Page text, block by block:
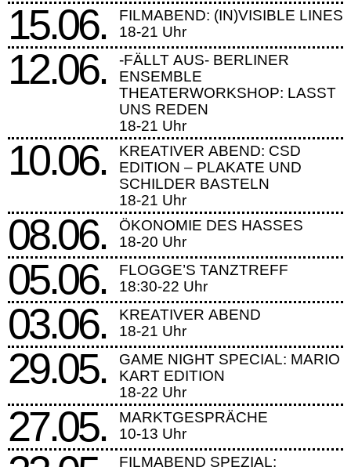
15.06.
FILMABEND: (IN)VISIBLE LINES
18-21 Uhr
12.06.
-FÄLLT AUS- BERLINER
ENSEMBLE
THEATERWORKSHOP: LASST
UNS REDEN
18-21 Uhr
10.06.
KREATIVER ABEND: CSD
EDITION – PLAKATE UND
SCHILDER BASTELN
18-21 Uhr
08.06.
ÖKONOMIE DES HASSES
18-20 Uhr
05.06.
FLOGGE’S TANZTREFF
18:30-22 Uhr
03.06.
KREATIVER ABEND
18-21 Uhr
29.05.
GAME NIGHT SPECIAL: MARIO
KART EDITION
18-22 Uhr
27.05.
MARKTGESPRÄCHE
10-13 Uhr
FILMABEND SPEZIAL: